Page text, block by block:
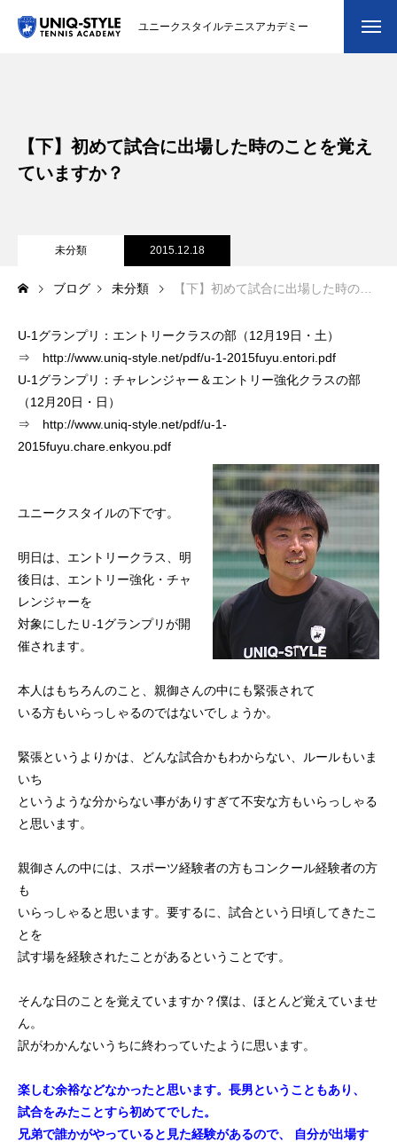
ユニークスタイルテニスアカデミー
スクール紹介・コーチ紹介
ブログ
アクセス
お問い合わせ
会員専用ページ
初めての方 システム・クラス・料金
【下】初めて試合に出場した時のことを覚え
ていますか？
未分類 2015.12.18
ブログ 未分類 【下】初めて試合に出場した時のことを覚えていますか？
U-1グランプリ：エントリークラスの部（12月19日・土）
⇒ http://www.uniq-style.net/pdf/u-1-2015fuyu.entori.pdf
U-1グランプリ：チャレンジャー＆エントリー強化クラスの部
（12月20日・日）
⇒ http://www.uniq-style.net/pdf/u-1-
2015fuyu.chare.enkyou.pdf
ユニークスタイルの下です。
明日は、エントリークラス、明
後日は、エントリー強化・チャ
レンジャーを
対象にしたＵ-1グランプリが開
催されます。
本人はもちろんのこと、親御さんの中にも緊張されて
いる方もいらっしゃるのではないでしょうか。
緊張というよりかは、どんな試合かもわからない、ルールもいま
いち
というような分からない事がありすぎて不安な方もいらっしゃる
と思います。
親御さんの中には、スポーツ経験者の方もコンクール経験者の方
も
いらっしゃると思います。要するに、試合という日頃してきたこ
とを
試す場を経験されたことがあるということです。
そんな日のことを覚えていますか？僕は、ほとんど覚えていませ
ん。
訳がわかんないうちに終わっていたように思います。
楽しむ余裕などなかったと思います。長男ということもあり、
試合をみたことすら初めてでした。
兄弟で誰かがやっていると見た経験があるので、
自分が出場す